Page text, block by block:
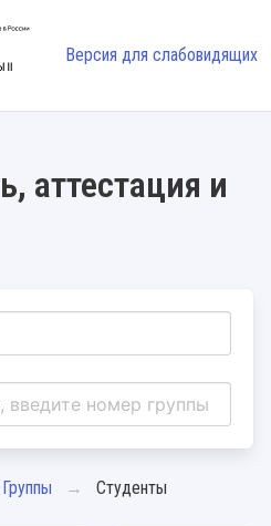
Версия для слабовидящих
аттестация и
Группы Студенты